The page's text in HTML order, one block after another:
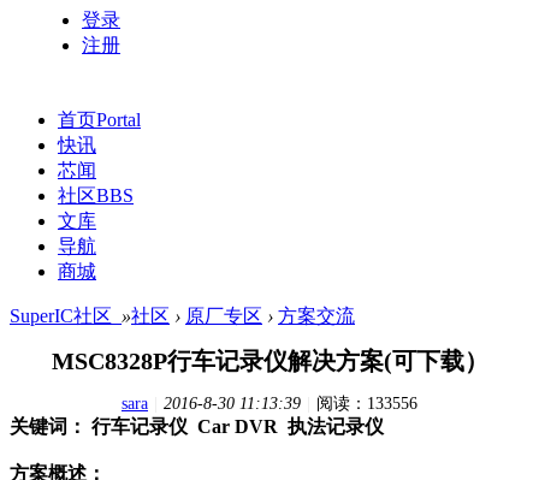
登录
注册
首页Portal
快讯
芯闻
社区BBS
文库
导航
商城
SuperIC社区_ »社区 › 原厂专区 › 方案交流
MSC8328P行车记录仪解决方案(可下载）
sara 2016-8-30 11:13:39 阅读：133556
关键词： 行车记录仪 Car DVR 执法记录仪
方案概述：